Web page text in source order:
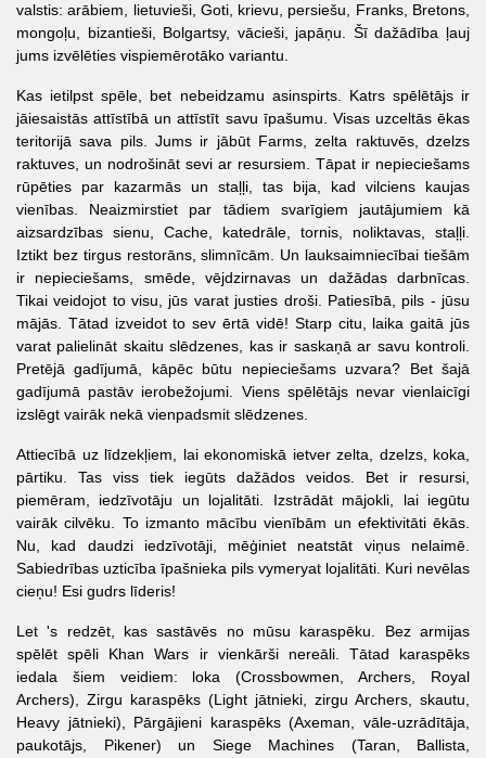
valstis: arābiem, lietuvieši, Goti, krievu, persiešu, Franks, Bretons,
mongoļu, bizantieši, Bolgartsy, vācieši, japāņu. Šī dažādība ļauj
jums izvēlēties vispiemērotāko variantu.
Kas ietilpst spēle, bet nebeidzamu asinspirts. Katrs spēlētājs ir
jāiesaistās attīstībā un attīstīt savu īpašumu. Visas uzceltās ēkas
teritorijā sava pils. Jums ir jābūt Farms, zelta raktuvēs, dzelzs
raktuves, un nodrošināt sevi ar resursiem. Tāpat ir nepieciešams
rūpēties par kazarmās un staļļi, tas bija, kad vilciens kaujas
vienības. Neaizmirstiet par tādiem svarīgiem jautājumiem kā
aizsardzības sienu, Cache, katedrāle, tornis, noliktavas, staļļi.
Iztikt bez tirgus restorāns, slimnīcām. Un lauksaimniecībai tiešām
ir nepieciešams, smēde, vējdzirnavas un dažādas darbnīcas.
Tikai veidojot to visu, jūs varat justies droši. Patiesībā, pils - jūsu
mājās. Tātad izveidot to sev ērtā vidē! Starp citu, laika gaitā jūs
varat palielināt skaitu slēdzenes, kas ir saskaņā ar savu kontroli.
Pretējā gadījumā, kāpēc būtu nepieciešams uzvara? Bet šajā
gadījumā pastāv ierobežojumi. Viens spēlētājs nevar vienlaicīgi
izslēgt vairāk nekā vienpadsmit slēdzenes.
Attiecībā uz līdzekļiem, lai ekonomiskā ietver zelta, dzelzs, koka,
pārtiku. Tas viss tiek iegūts dažādos veidos. Bet ir resursi,
piemēram, iedzīvotāju un lojalitāti. Izstrādāt mājokli, lai iegūtu
vairāk cilvēku. To izmanto mācību vienībām un efektivitāti ēkās.
Nu, kad daudzi iedzīvotāji, mēģiniet neatstāt viņus nelaimē.
Sabiedrības uzticība īpašnieka pils vymeryat lojalitāti. Kuri nevēlas
cieņu! Esi gudrs līderis!
Let 's redzēt, kas sastāvēs no mūsu karaspēku. Bez armijas
spēlēt spēli Khan Wars ir vienkārši nereāli. Tātad karaspēks
iedala šiem veidiem: loka (Crossbowmen, Archers, Royal
Archers), Zirgu karaspēks (Light jātnieki, zirgu Archers, skautu,
Heavy jātnieki), Pārgājieni karaspēks (Axeman, vāle-uzrādītāja,
paukotājs, Pikener) un Siege Machines (Taran, Ballista,